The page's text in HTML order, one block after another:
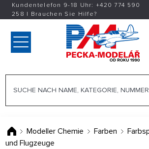
Kundentelefon 9-18 Uhr: +420774 590
258 | Brauchen Sie Hilfe?
Modeller Chemie Farben
und Flugzeuge